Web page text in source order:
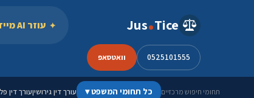
Jus Tice עוזר AI מיידי
0525101555 וואטסאפ
תחומי חיפוש מרכזיים כל תחומי המשפט▾ עורך דין גירושיןעורך דין